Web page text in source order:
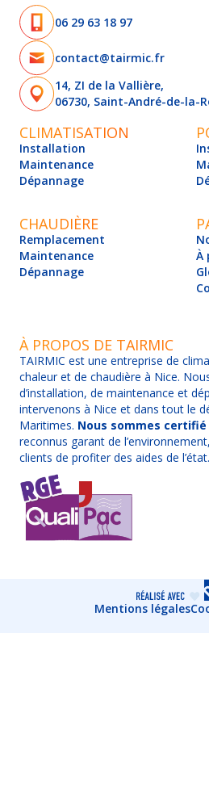
06 29 63 18 97
contact@tairmic.fr
14, ZI de la Vallière,
06730, Saint-André-de-la-
CLIMATISATION
Installation
Maintenance
Dépannage
CHAUDIÈRE
Remplacement
Maintenance
Dépannage
À
À PROPOS DE TAIRMIC
TAIRMIC est une entreprise de
chaleur et de chaudière à Nice.
d’installation, de maintenance et
intervenons à Nice et dans tout le
Maritimes. Nous sommes certifié
reconnus garant de
clients de profiter des aides de l’état.
Mentions légales